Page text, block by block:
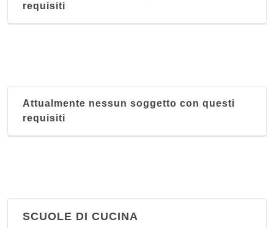
requisiti
Attualmente nessun soggetto con questi
requisiti
SCUOLE DI CUCINA